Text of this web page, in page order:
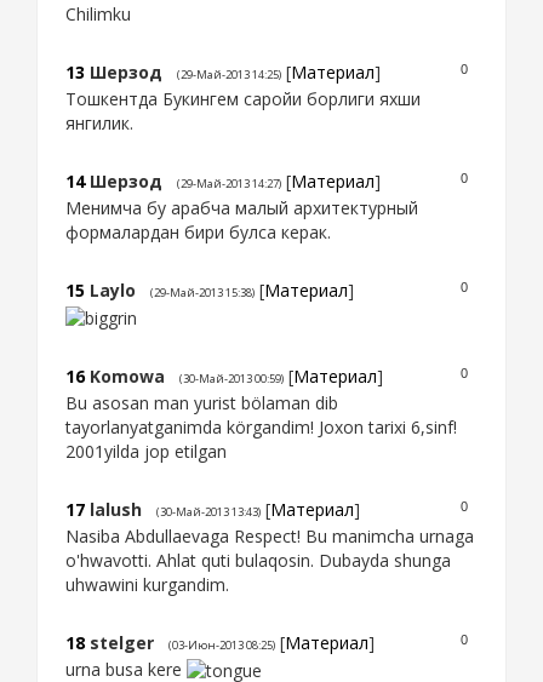
Chilimku
0
13 Шерзод (29-Май-2013 14:25) [Материал]
Тошкентда Букингем саройи борлиги яхши
янгилик.
0
14 Шерзод (29-Май-2013 14:27) [Материал]
Менимча бу арабча малый архитектурный
формалардан бири булса керак.
0
15 Laylo (29-Май-2013 15:38) [Материал]
0
16 Komowa (30-Май-2013 00:59) [Материал]
Bu asosan man yurist bölaman dib
tayorlanyatganimda körgandim! Joxon tarixi 6,sinf!
2001yilda jop etilgan
0
17 lalush (30-Май-2013 13:43) [Материал]
Nasiba Abdullaevaga Respect! Bu manimcha urnaga
o'hwavotti. Ahlat quti bulaqosin. Dubayda shunga
uhwawini kurgandim.
0
18 stelger (03-Июн-2013 08:25) [Материал]
urna busa kere